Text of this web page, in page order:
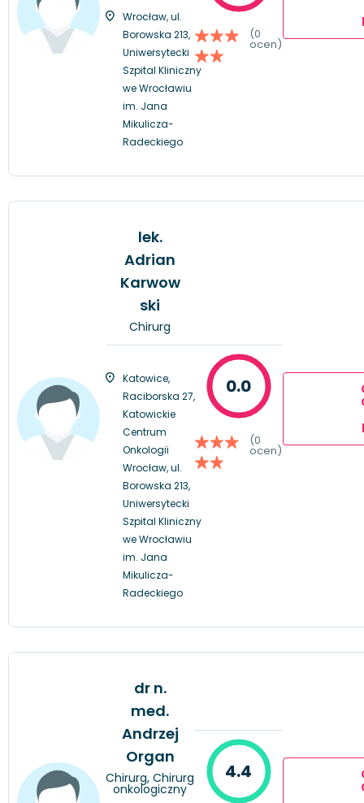
Wrocław, ul.
Borowska 213,
Uniwersytecki
Szpital Kliniczny
we Wrocławiu
im. Jana
Mikulicza-
Radeckiego
(0
ocen)
lek.
Adrian
Karwow
ski
Chirurg
Katowice,
Raciborska 27,
Katowickie
Centrum
Onkologii
Wrocław, ul.
Borowska 213,
Uniwersytecki
Szpital Kliniczny
we Wrocławiu
im. Jana
Mikulicza-
Radeckiego
0.0
(0
ocen)
dr n.
med.
Andrzej
Organ
Chirurg, Chirurg
onkologiczny
4.4